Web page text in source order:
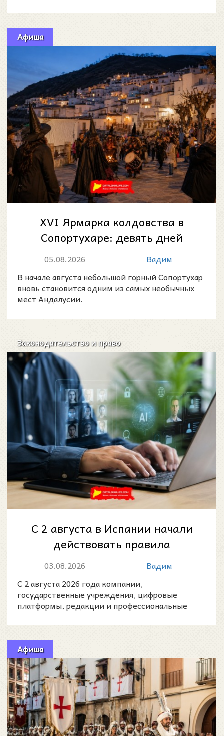
Афиша
XVI Ярмарка колдовства в
Сопортухаре: девять дней
магии, легенд и народных
05.08.2026
Вадим
В начале августа небольшой горный Сопортухар
вновь становится одним из самых необычных
мест Андалусии.
Законодательство и право
С 2 августа в Испании начали
действовать правила
маркировки контента,
созданного искусстве...
03.08.2026
Вадим
С 2 августа 2026 года компании,
государственные учреждения, цифровые
платформы, редакции и профессиональные
Афиша